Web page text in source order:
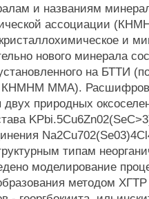
и названиям
ассоциации
и
нового минерала
на БТТИ
в КНМНМ ММА).
двух природных
типам
моделирование
методом